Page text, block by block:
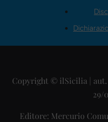
Copyright © ilSicilia | aut.
29/
Editore: Mercurio